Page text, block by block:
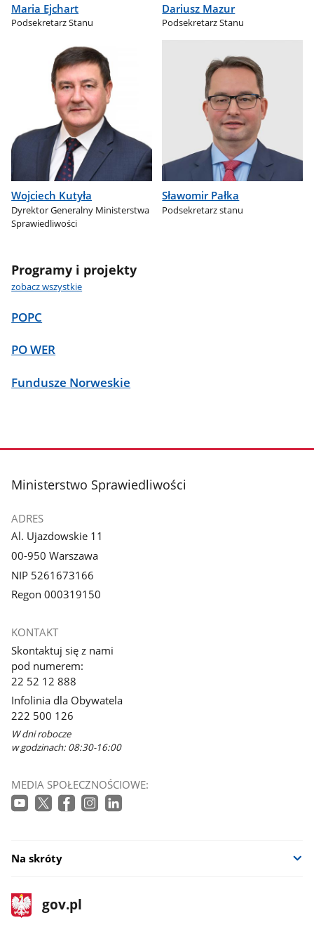
Maria Ejchart
Podsekretarz Stanu
Dariusz Mazur
Podsekretarz Stanu
Wojciech Kutyła
Dyrektor Generalny Ministerstwa
Sprawiedliwości
Sławomir Pałka
Podsekretarz stanu
Programy i projekty
zobacz wszystkie
POPC
PO WER
Fundusze Norweskie
stopka
Ministerstwo Sprawiedliwości
ADRES
Al. Ujazdowskie 11
00-950 Warszawa
NIP 5261673166
Regon 000319150
KONTAKT
Skontaktuj się z nami
pod numerem:
22 52 12 888
Infolinia dla Obywatela
222 500 126
W dni robocze
w godzinach: 08:30-16:00
MEDIA SPOŁECZNOŚCIOWE:
Na skróty
stopka
gov.pl
Strona
gov.pl